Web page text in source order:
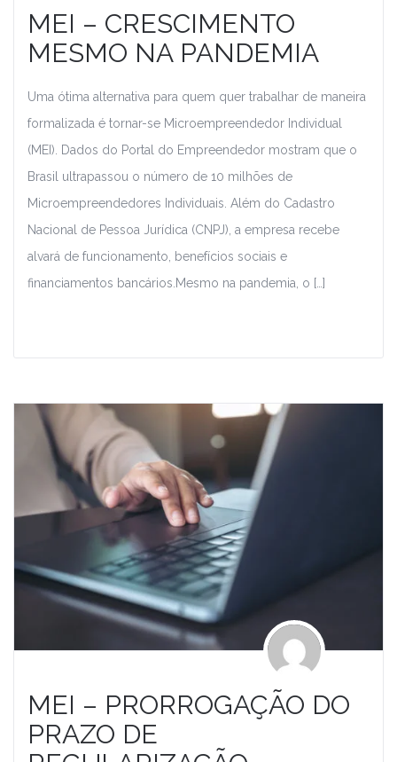
MEI – CRESCIMENTO
MESMO NA PANDEMIA
Uma ótima alternativa para quem quer trabalhar de maneira
formalizada é tornar-se Microempreendedor Individual
(MEI). Dados do Portal do Empreendedor mostram que o
Brasil ultrapassou o número de 10 milhões de
Microempreendedores Individuais. Além do Cadastro
Nacional de Pessoa Jurídica (CNPJ), a empresa recebe
alvará de funcionamento, benefícios sociais e
financiamentos bancários.Mesmo na pandemia, o […]
MEI – PRORROGAÇÃO DO
PRAZO DE